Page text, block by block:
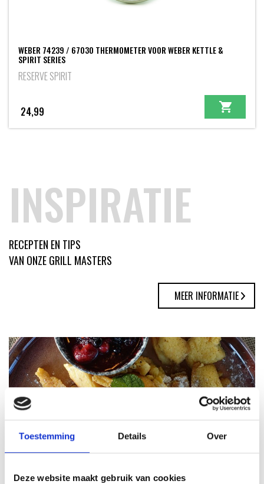
Toestemming Details Over
Deze website maakt gebruik van cookies
WEBER 74239 / 67030 THERMOMETER VOOR WEBER KETTLE &
SPIRIT SERIES
RESERVE SPIRIT
24,99
INSPIRATIE
RECEPTEN EN TIPS
VAN ONZE GRILL MASTERS
MEER INFORMATIE
KAISERSCHMARNN